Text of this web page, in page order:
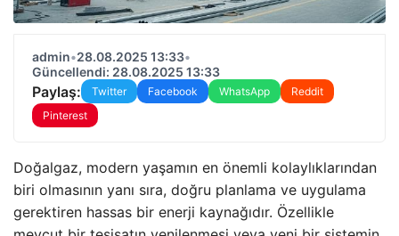
admin•28.08.2025 13:33•
Güncellendi: 28.08.2025 13:33
Paylaş: Twitter Facebook WhatsApp
Reddit
Pinterest
Doğalgaz, modern yaşamın en önemli kolaylıklarından
biri olmasının yanı sıra, doğru planlama ve uygulama
gerektiren hassas bir enerji kaynağıdır. Özellikle